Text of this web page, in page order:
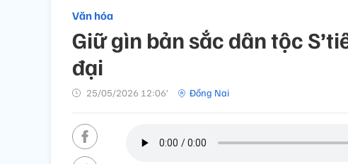
Văn hóa
Giữ gìn bản sắc dân tộc
đại
25/05/2026 12:06’ Đồng Nai